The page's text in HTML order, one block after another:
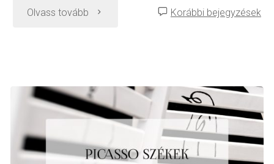
Olvass tovább "Szívás
–
alakul
Korábbi bejegyzések